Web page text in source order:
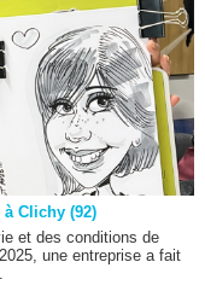
Clichy (92)
et des conditions de
une entreprise a fait